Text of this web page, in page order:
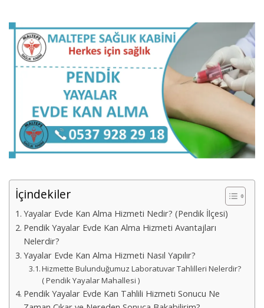
İçindekiler
Yayalar Evde Kan Alma Hizmeti Nedir? (Pendik İlçesi)
Pendik Yayalar Evde Kan Alma Hizmeti Avantajları
Nelerdir?
Yayalar Evde Kan Alma Hizmeti Nasıl Yapılır?
Hizmette Bulunduğumuz Laboratuvar Tahlilleri Nelerdir?
( Pendik Yayalar Mahallesi )
Pendik Yayalar Evde Kan Tahlili Hizmeti Sonucu Ne